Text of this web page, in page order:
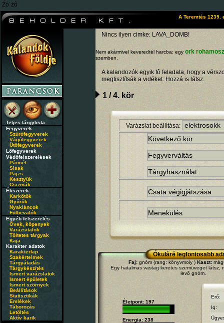
Źó˙żô
A Teremtés 1239.
Teljes tárgylista
Fegyverek
Szúrófegyverek
Vágófegyverek
Ütőfegyverek
Lőfegyverek
Védőfelszerelések
Páncél
Sisak
Pajzs
Kesztyűk
Csizmák
Ékszerek
Karkötők
Gyűrűk
Nyakláncok
Fülbevalók
Egyéb felszerelés
Övek, köpenyek
Varázsitalok
Töltetes tárgyak
Kaja
Karakter adatok
Karakterlap
Szakértelmek
Tárgyátadás
Tárgykészítés
Ismert varázslatok
Ismert épületek
Ismert szörnyek
Beállítások
Statisztikák
Emlékek
Táborozás
Letöltés
Aktív karik
Nincs ilyen cimke: LAVA_DOMB!
Nem akármivel keveredtél harcba: egy ork
szemben.
A kalandozók egyik fô feladata, hogy a
megtisztítsák a vidéket. Hozzá is látsz.
1 / 4. kör
Varázslat beállítása:
Ókuláré legfontosabb
Faj:gnóm (rang: könyvmoly ) Kaszt:
Egy hatalmas vastag keretes szemüveget látsz,
levő gnóm.
Életpont: 197
Energia: 238
Erő:
Iq: